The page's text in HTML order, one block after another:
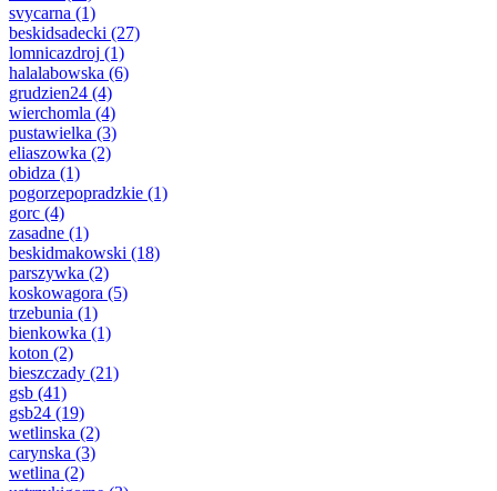
svycarna (1)
beskidsadecki (27)
lomnicazdroj (1)
halalabowska (6)
grudzien24 (4)
wierchomla (4)
pustawielka (3)
eliaszowka (2)
obidza (1)
pogorzepopradzkie (1)
gorc (4)
zasadne (1)
beskidmakowski (18)
parszywka (2)
koskowagora (5)
trzebunia (1)
bienkowka (1)
koton (2)
bieszczady (21)
gsb (41)
gsb24 (19)
wetlinska (2)
carynska (3)
wetlina (2)